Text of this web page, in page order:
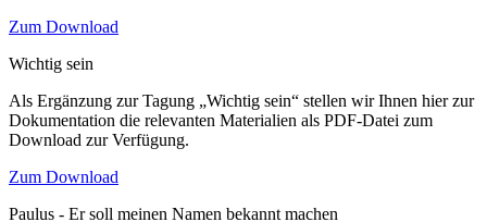
Zum Download
Wichtig sein
Als Ergänzung zur Tagung „Wichtig sein“ stellen wir Ihnen hier zur
Dokumentation die relevanten Materialien als PDF-Datei zum
Download zur Verfügung.
Zum Download
Paulus - Er soll meinen Namen bekannt machen